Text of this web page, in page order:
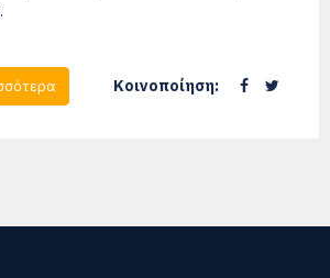
Κοινοποίηση: